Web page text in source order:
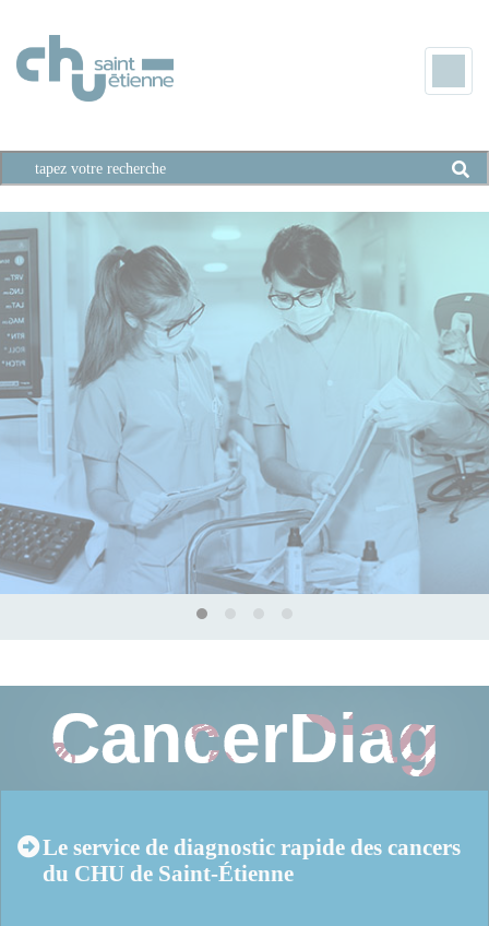
CancerDiag
Le service de diagnostic rapide des cancers
du CHU de Saint-Étienne